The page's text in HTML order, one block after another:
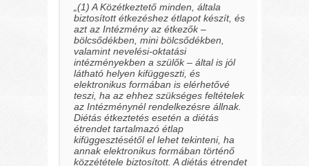
„(1) A Közétkeztető minden, általa
biztosított étkezéshez étlapot készít, és
azt az Intézmény az étkezők –
bölcsődékben, mini bölcsődékben,
valamint nevelési-oktatási
intézményekben a szülők – által is jól
látható helyen kifüggeszti, és
elektronikus formában is elérhetővé
teszi, ha az ehhez szükséges feltételek
az Intézménynél rendelkezésre állnak.
Diétás étkeztetés esetén a diétás
étrendet tartalmazó étlap
kifüggesztésétől el lehet tekinteni, ha
annak elektronikus formában történő
közzététele biztosított. A diétás étrendet